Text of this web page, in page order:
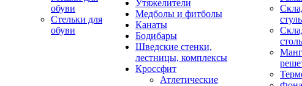
обуви
Стельки для
обуви
Утяжелители
Медболы и фитболы
Канаты
Бодибары
Шведские стенки,
лестницы, комплексы
Кроссфит
Атлетические